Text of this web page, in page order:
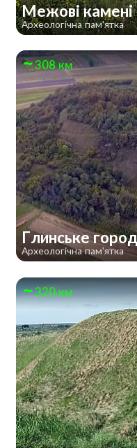
Межові камені
Археологічна пам'ятка
308 км
Глинське
Археологічна пам'ятка
320 км